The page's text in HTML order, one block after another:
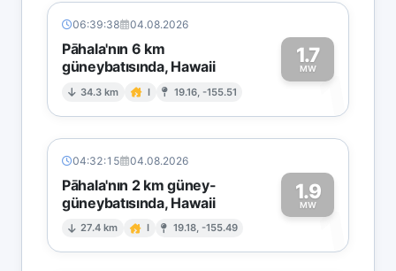
06:39:38 04.08.2026
Pāhala'nın 6 km
güneybatısında, Hawaii
34.3 km I 19.16, -155.51
1.7
MW1
04:32:15 04.08.2026
Pāhala'nın 2 km güney-
güneybatısında, Hawaii
27.4 km I 19.18, -155.49
1.9
MW1